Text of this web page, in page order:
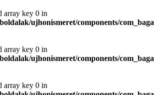
array key 0 in
ujhonismeret/components/
array key 0 in
ujhonismeret/components/
array key 0 in